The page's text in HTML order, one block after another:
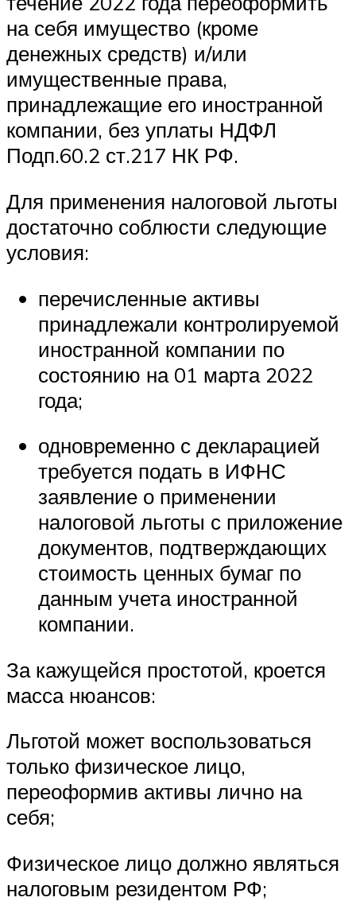
на себя имущество (кроме
денежных средств) и/или
имущественные права,
принадлежащие его иностранной
компании, без уплаты НДФЛ
Подп.60.2 ст.217 НК РФ.
Для применения налоговой льготы
достаточно соблюсти следующие
условия:
перечисленные активы
принадлежали контролируемой
иностранной компании по
состоянию на 01 марта 2022
года;
одновременно с декларацией
требуется подать в ИФНС
заявление о применении
налоговой льготы с приложение
документов, подтверждающих
стоимость ценных бумаг по
данным учета иностранной
компании.
За кажущейся простотой, кроется
масса нюансов:
Льготой может воспользоваться
только физическое лицо,
переоформив активы лично на
себя;
Физическое лицо должно являться
налоговым резидентом РФ;